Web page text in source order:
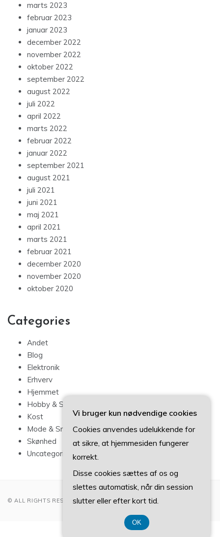
marts 2023
februar 2023
januar 2023
december 2022
november 2022
oktober 2022
september 2022
august 2022
juli 2022
april 2022
marts 2022
februar 2022
januar 2022
september 2021
august 2021
juli 2021
juni 2021
maj 2021
april 2021
marts 2021
februar 2021
december 2020
november 2020
oktober 2020
Categories
Andet
Blog
Elektronik
Erhverv
Hjemmet
Hobby & Sport
Kost
Mode & Smykker
Skønhed
Uncategorized
© ALL RIGHTS RESERVED 2022
Vi bruger kun nødvendige cookies
Cookies anvendes udelukkende for
at sikre, at hjemmesiden fungerer
korrekt.
Disse cookies sættes af os og
slettes automatisk, når din session
slutter eller efter kort tid.
OK